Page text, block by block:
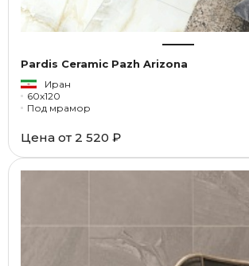
Pardis Ceramic Pazh Arizona
Иран
60x120
Под мрамор
Цена от 2 520 ₽